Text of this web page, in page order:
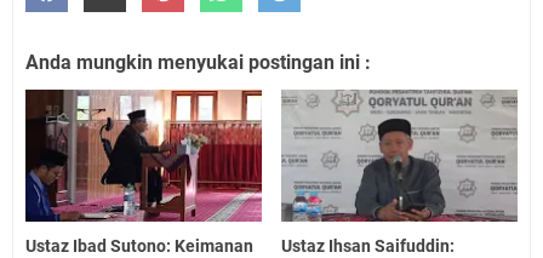
Anda mungkin menyukai postingan ini :
Ustaz Ibad Sutono: Keimanan
Ustaz Ihsan Saifuddin: